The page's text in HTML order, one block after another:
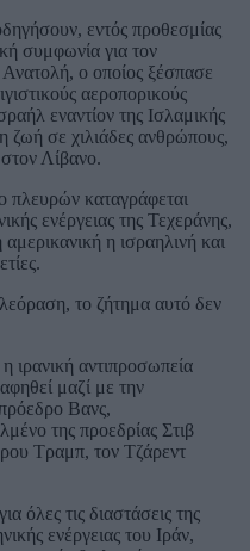
εντός προθεσμίας
συμφωνία για τον
ο οποίος ξέσπασε
αεροπορικούς
εναντίον της Ισλαμικής
ζωή σε χιλιάδες ανθρώπους,
Λίβανο.
καταγράφεται
ενέργειας της Τεχεράνης,
η ισραηλινή και
το ζήτημα αυτό δεν
ιρανική αντιπροσωπεία
μαζί με την
Βανς,
της προεδρίας Στιβ
Τραμπ, τον Τζάρεντ
όλες τις διαστάσεις της
ενέργειας του Ιράν,